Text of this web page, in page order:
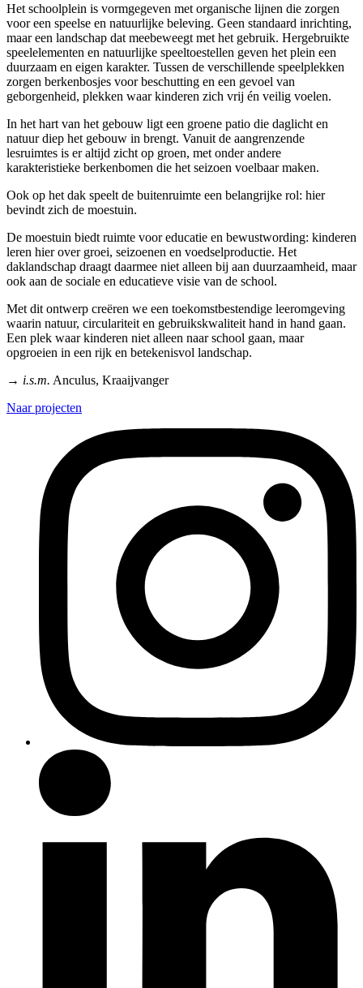
Het schoolplein is vormgegeven met organische lijnen die zorgen
voor een speelse en natuurlijke beleving. Geen standaard inrichting,
maar een landschap dat meebeweegt met het gebruik. Hergebruikte
speelelementen en natuurlijke speeltoestellen geven het plein een
duurzaam en eigen karakter. Tussen de verschillende speelplekken
zorgen berkenbosjes voor beschutting en een gevoel van
geborgenheid, plekken waar kinderen zich vrij én veilig voelen.
In het hart van het gebouw ligt een groene patio die daglicht en
natuur diep het gebouw in brengt. Vanuit de aangrenzende
lesruimtes is er altijd zicht op groen, met onder andere
karakteristieke berkenbomen die het seizoen voelbaar maken.
Ook op het dak speelt de buitenruimte een belangrijke rol: hier
bevindt zich de moestuin.
De moestuin biedt ruimte voor educatie en bewustwording: kinderen
leren hier over groei, seizoenen en voedselproductie. Het
daklandschap draagt daarmee niet alleen bij aan duurzaamheid, maar
ook aan de sociale en educatieve visie van de school.
Met dit ontwerp creëren we een toekomstbestendige leeromgeving
waarin natuur, circulariteit en gebruikskwaliteit hand in hand gaan.
Een plek waar kinderen niet alleen naar school gaan, maar
opgroeien in een rijk en betekenisvol landschap.
→ i.s.m. Anculus, Kraaijvanger
Naar projecten